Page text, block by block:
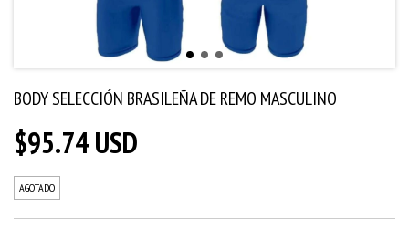
BODY SELECCIÓN BRASILEÑA DE REMO MASCULINO
$95.74 USD
AGOTADO